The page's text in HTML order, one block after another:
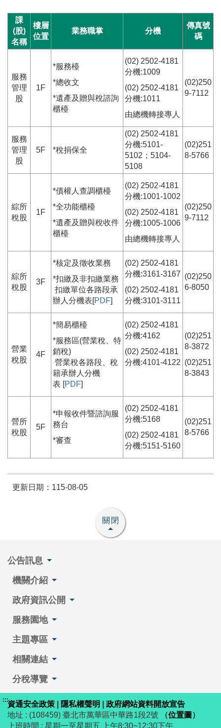
課
(股)
名稱
樓層
位置
業務職掌 分機
傳真號
碼
服務
管理
股
1F
*服務檯
*總收文
*遺產及贈與稅諮詢
櫃檯
(02) 2502-4181
分機:1009
(02) 2502-4181
分機:1011
由總機轉接專人
(02)250
9-7112
服務
管理
股
5F *稅捐保全
(02) 2502-4181
分機:5101-
5102；5104-
5108
(02)251
8-5766
綜所
稅股
1F
*債權人查調櫃檯
*全功能櫃檯
*遺產及贈與稅收件
櫃檯
(02) 2502-4181
分機:1001-1002
(02) 2502-4181
分機:1005-1006
由總機轉接專人
(02)250
9-7112
綜所
稅股
3F
*核定及徵收業務
*扣繳及非扣繳業務
扣繳單位各路段承
辦人分機表[PDF]
(02) 2502-4181
分機:3161-3167
(02) 2502-4181
分機:3101-3111
(02)250
6-8050
營業
稅股
4F
*簡易櫃檯
*服務區(營業稅、特
銷稅)
營業稅各路段、稅
籍承辦人分機
表 [PDF]
(02) 2502-4181
分機:4162
(02) 2502-4181
分機:4101-4122
(02)251
8-3872
(02)251
8-3843
營所
稅股
5F
*申報收件暨諮詢服
務台
*審查
(02) 2502-4181
分機:5168
(02) 2502-4181
分機:5151-5160
(02)251
8-5766
更新日期：115-08-05
關閉
公告訊息
機關介紹
政府資訊公開
服務園地
主題專區
相關連結
分稅導覽
:::資通安全政策 隱私權聲明
政府網站資料開放宣告
地址 : (108459) 臺北市萬華區中華路1段2號
（位置圖 ）
上班時間 : 星期一至星期五 上午8:30~12:30下午